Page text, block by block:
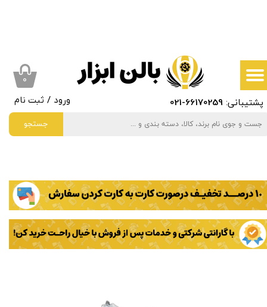
جستجو
پشتیبانی:66170259
-021 ورود / ثبت نام
سفارشات
خروج از حساب کاربری
۰